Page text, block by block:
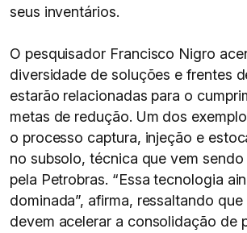
seus inventários.
O pesquisador Francisco Nigro
diversidade de soluções e frentes
estarão relacionadas para o
metas de redução. Um dos
o processo captura, injeção e
no subsolo, técnica que vem
pela Petrobras. “Essa tecnologia
dominada”, afirma, ressaltando que
devem acelerar a consolidação de